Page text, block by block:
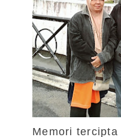
Memori tercipta